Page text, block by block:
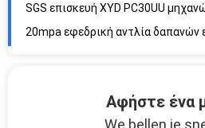
Αφήστε ένα